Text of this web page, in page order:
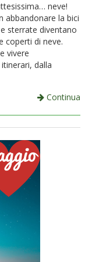
neve!
abbandonare la bici
e sterrate diventano
coperti di neve.
vivere
dalla
Continua